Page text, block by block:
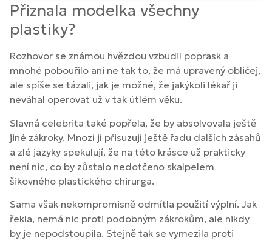
Přiznala modelka všechny
plastiky?
Rozhovor se známou hvězdou vzbudil poprask a
mnohé pobouřilo ani ne tak to, že má upravený obličej,
ale spíše se tázali, jak je možné, že jakýkoli lékař ji
neváhal operovat už v tak útlém věku.
Slavná celebrita také popřela, že by absolvovala ještě
jiné zákroky. Mnozí jí přisuzují ještě řadu dalších zásahů
a zlé jazyky spekulují, že na této krásce už prakticky
není nic, co by zůstalo nedotčeno skalpelem
šikovného plastického chirurga.
Sama však nekompromisně odmítla použití výplní. Jak
řekla, nemá nic proti podobným zákrokům, ale nikdy
by je nepodstoupila. Stejně tak se vymezila proti